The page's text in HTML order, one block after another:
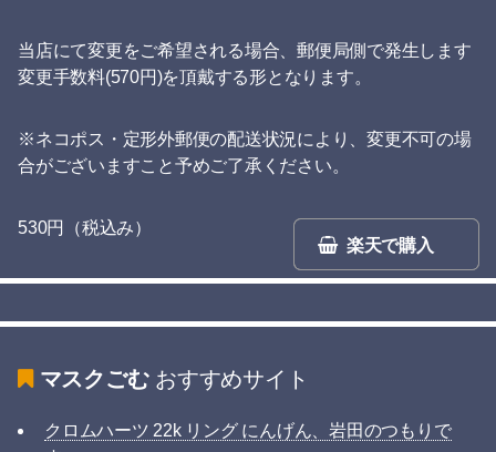
当店にて変更をご希望される場合、郵便局側で発生します
変更手数料(570円)を頂戴する形となります。
※ネコポス・定形外郵便の配送状況により、変更不可の場
合がございますこと予めご了承ください。
楽天で購入
530円（税込み）
マスクごむおすすめサイト
クロムハーツ 22k リング にんげん、岩田のつもりで